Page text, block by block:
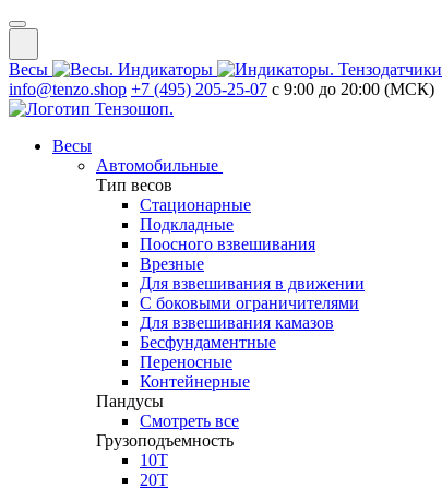
Весы Индикаторы Тензодатчики
info@tenzo.shop +7 (495) 205-25-07 с 9:00 до 20:00 (МСК)
Весы
Автомобильные
Тип весов
Стационарные
Подкладные
Поосного взвешивания
Врезные
Для взвешивания в движении
С боковыми ограничителями
Для взвешивания камазов
Бесфундаментные
Переносные
Контейнерные
Пандусы
Смотреть все
Грузоподъемность
10Т
20Т